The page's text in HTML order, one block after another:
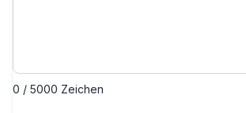
0 / 5000 Zeichen